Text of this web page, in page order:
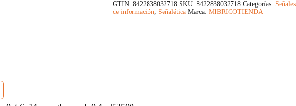
GTIN: 8422838032718 SKU: 8422838032718 Categorías: Señales
de información, Señalética Marca: MIBRICOTIENDA